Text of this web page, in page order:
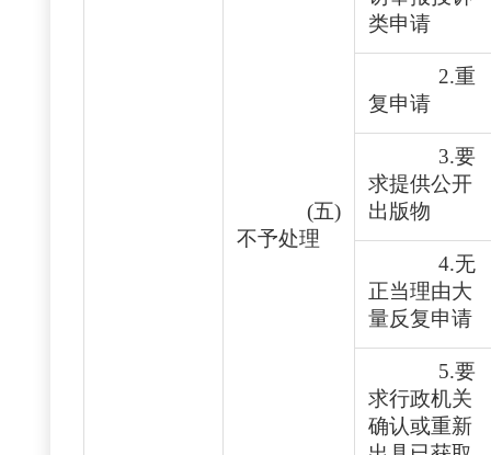
(五)
不予处理
类申请
2.重
复申请
3.要
求提供公开
出版物
4.无
正当理由大
量反复申请
5.要
求行政机关
确认或重新